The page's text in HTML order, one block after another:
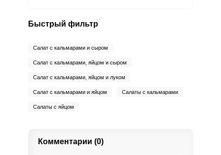
Быстрый фильтр
Салат с кальмарами и сыром
Салат с кальмарами, яйцом и сыром
Салат с кальмарами, яйцом и луком
Салат с кальмарами и яйцом Салаты с кальмарами
Салаты с яйцом
Комментарии (0)